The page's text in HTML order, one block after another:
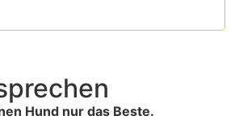
Hund nur das Beste.